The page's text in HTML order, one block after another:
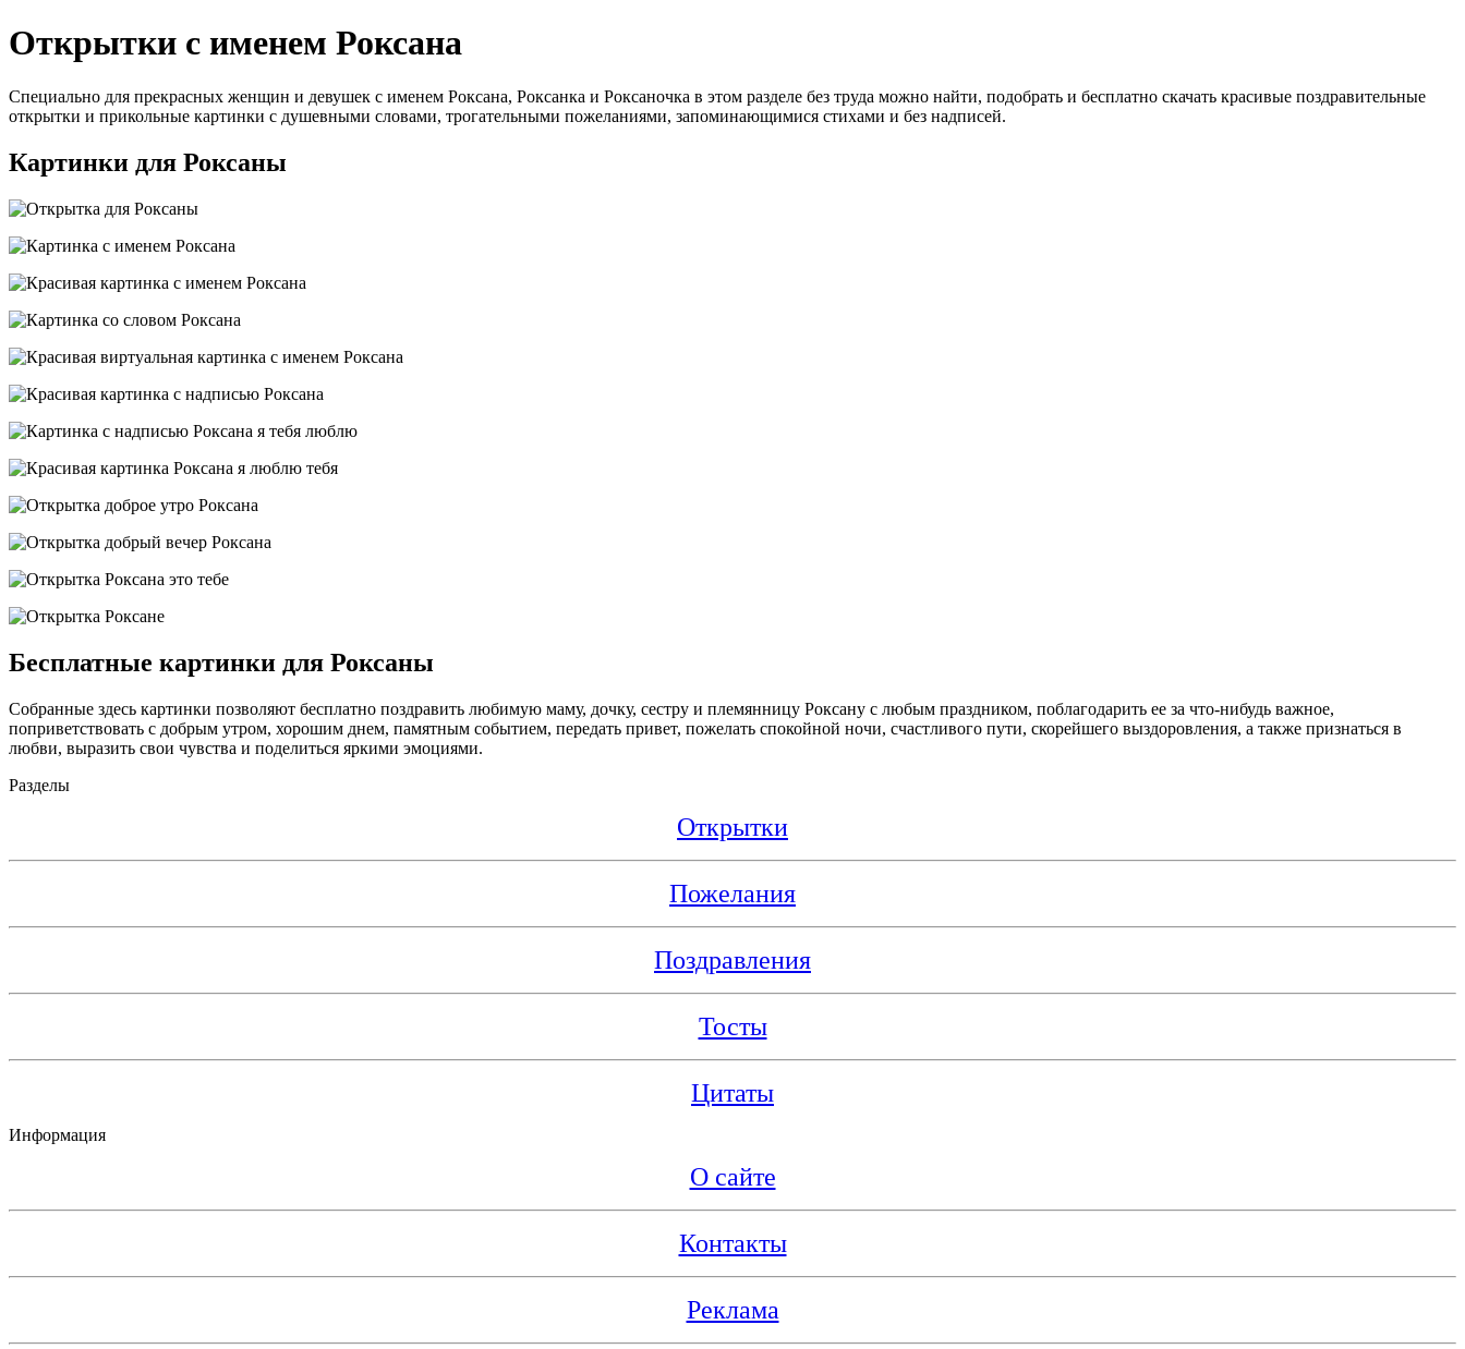
Открытки с именем Роксана
Специально для прекрасных женщин и девушек с именем Роксана, Роксанка и Роксаночка в этом разделе без труда можно найти, подобрать и бесплатно скачать красивые поздравительные
открытки и прикольные картинки с душевными словами, трогательными пожеланиями, запоминающимися стихами и без надписей.
Картинки для Роксаны
Бесплатные картинки для Роксаны
Собранные здесь картинки позволяют бесплатно поздравить любимую маму, дочку, сестру и племянницу Роксану с любым праздником, поблагодарить ее за что-нибудь важное,
поприветствовать с добрым утром, хорошим днем, памятным событием, передать привет, пожелать спокойной ночи, счастливого пути, скорейшего выздоровления, а также признаться в
любви, выразить свои чувства и поделиться яркими эмоциями.
Разделы
Открытки
Пожелания
Поздравления
Тосты
Цитаты
Информация
О сайте
Контакты
Реклама